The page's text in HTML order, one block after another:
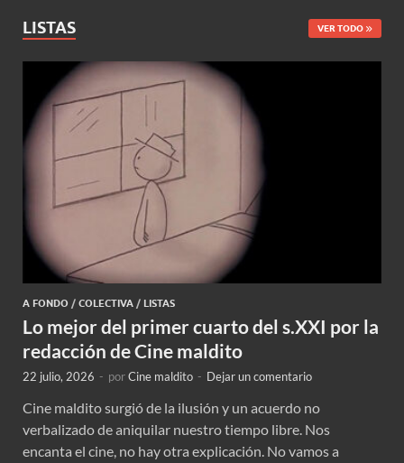
LISTAS VER TODO
A FONDO / COLECTIVA / LISTAS
Lo mejor del primer cuarto del s.XXI por la
redacción de Cine maldito
22 julio, 2026 - porCine maldito - Dejar un comentario
Cine maldito surgió de la ilusión y un acuerdo no
verbalizado de aniquilar nuestro tiempo libre. Nos
encanta el cine, no hay otra explicación. No vamos a